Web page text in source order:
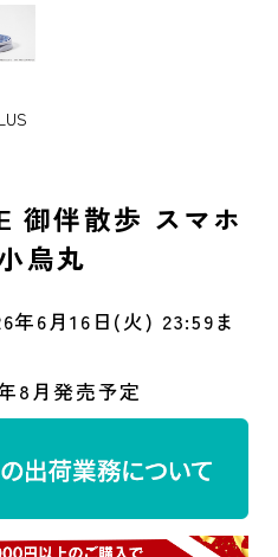
御伴散歩 スマホ
烏丸
年6月16日(火) 23:59ま
8月発売予定